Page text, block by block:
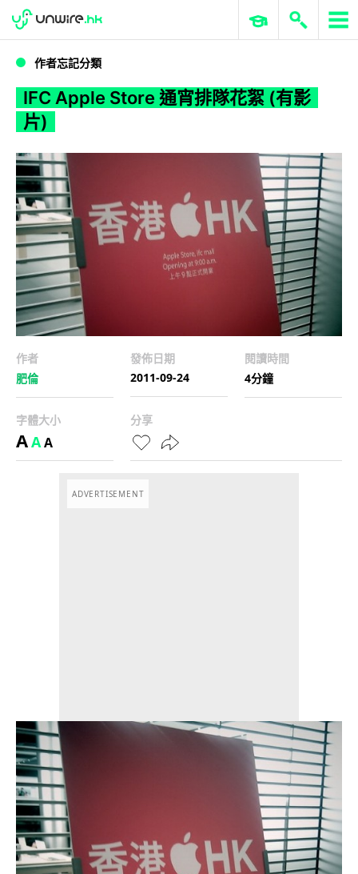
IFC Apple Store 通宵排隊花絮 (有影片)
WWDC 2026 ERP 與商業 AI
作者忘記分類
IFC Apple Store 通宵排隊花絮 (有影
片)
作者
肥倫
發佈日期
2011-09-24
閱讀時間
4分鐘
字體大小
AAA
分享
ADVERTISEMENT